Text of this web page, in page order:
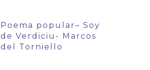
Poema popular– Soy
de Verdiciu- Marcos
del Torniello